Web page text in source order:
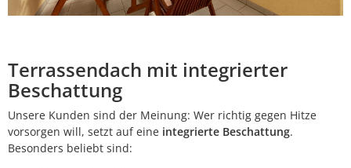
Terrassendach mit integrierter
Beschattung
Unsere Kunden sind der Meinung: Wer richtig gegen Hitze
vorsorgen will, setzt auf eine integrierte Beschattung.
Besonders beliebt sind: